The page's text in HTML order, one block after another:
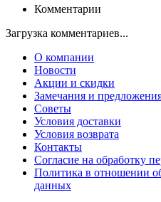
Комментарии
Загрузка комментариев...
О компании
Новости
Акции и скидки
Замечания и
Советы
Условия доставки
Условия возврата
Контакты
Согласие на обработку
Политика в отношении
данных